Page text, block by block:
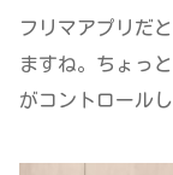
フリマアプリだ
ますね。ちょっ
がコントロール